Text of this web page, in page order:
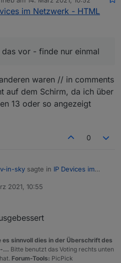
editiert von
im Netzwerk - HTML
vor - finde nur einmal
waren // in comments
auf dem Schirm, da ich über
13 oder so angezeigt
0
in-sky sagte in IP Devices im
einmal aktiv und die anderen
// in comments gesetzt, das
die Suchfunktion + Ersetzen 13
so angezeigt bekommen hatte..
2021, 10:55
es sinnvoll dies in der Überschrift des
... Bitte benutzt das Voting rechts unten
Forum-Tools: PicPick